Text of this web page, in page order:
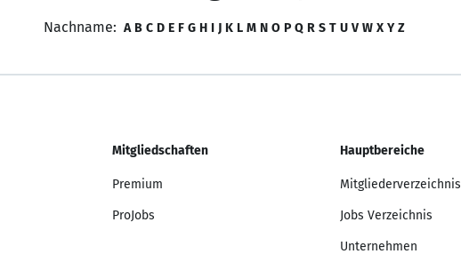
Nachname: A B C D E F G H I J K L M N O P Q R S T U V W X Y Z
Mitgliedschaften
Premium
ProJobs
Hauptbereiche
Mitgliederverzeichnis
Jobs Verzeichnis
Unternehmen